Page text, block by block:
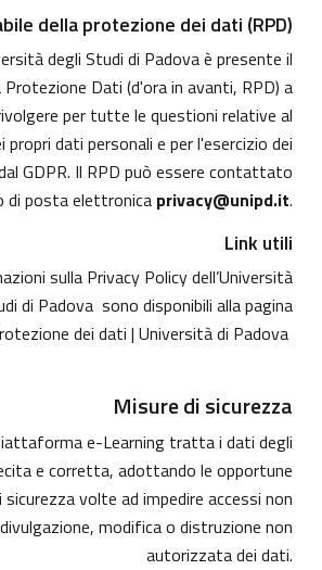
della protezione dei dati (RPD)
degli Studi di Padova è presente il
Protezione Dati (d'ora in avanti, RPD) a
per tutte le questioni relative al
dati personali e per l'esercizio dei
GDPR. Il RPD può essere contattato
di posta elettronica privacy@unipd.it.
Link utili
sulla Privacy Policy dell’Università
di Padova sono disponibili alla pagina
dei dati | Università di Padova
Misure di sicurezza
e-Learning tratta i dati degli
e corretta, adottando le opportune
sicurezza volte ad impedire accessi non
modifica o distruzione non
autorizzata dei dati.